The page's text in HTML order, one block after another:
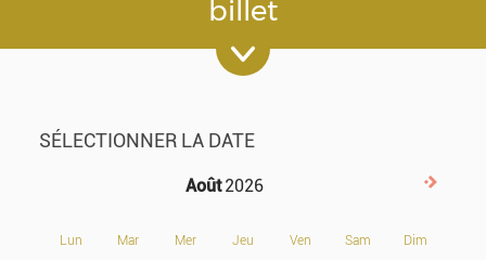
billet
SÉLECTIONNER LA DATE
Août 2026
Lun Mar Mer Jeu Ven Sam Dim